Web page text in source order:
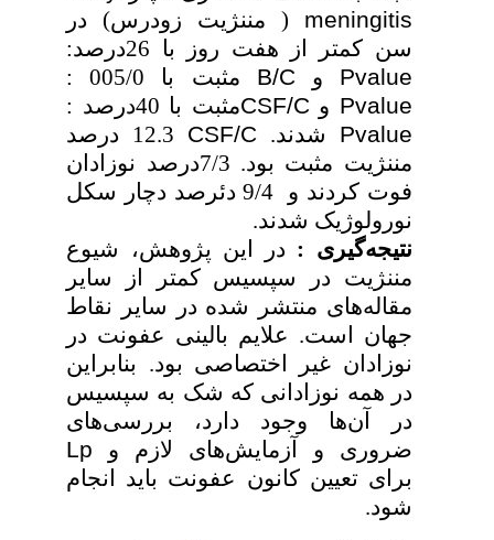
meningitis( مننژیت زودرس) در
سن کمتر از هفت روز با 26درصد:
Pvalueو B/Cمثبت با 005/0 :
PvalueوCSF/Cمثبت با 40درصد :
Pvalueشدند. CSF/C
12.3 درصد
مننژیت مثبت بود. 7/3درصد نوزادان
فوت کردند و 9/4 دئرصد دچار سکل
نورولوژیک شدند.
نتیجه‌گیری : در این پژوهش، شیوع
مننژیت در سپسیس کمتر از سایر
مقاله‌های منتشر شده در سایر نقاط
جهان است. علایم بالینی عفونت در
نوزادان غیر اختصاصی بود. بنابراین
در همه نوزادانی که شک به سپسیس
در آن‌ها وجود دارد، بررسی‌های
ضروری و آزمایش‌های لازم و
Lp
برای تعیین کانون عفونت باید انجام
شود.